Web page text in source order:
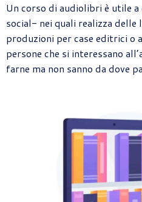
Un corso di audiolibri è utile
social- nei quali realizza delle
produzioni per case editrici o
persone che si interessano
farne ma non sanno da dove